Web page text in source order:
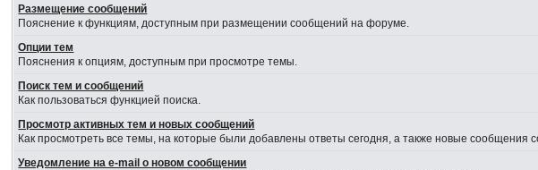
Размещение сообщений
Пояснение к функциям, доступным при размещении сообщений на форуме.
Опции тем
Пояснения к опциям, доступным при просмотре темы.
Поиск тем и сообщений
Как пользоваться функцией поиска.
Просмотр активных тем и новых сообщений
Как просмотреть все темы, на которые были добавлены ответы сегодня, а также новые сообщения
Уведомление на е-mail о новом сообщении